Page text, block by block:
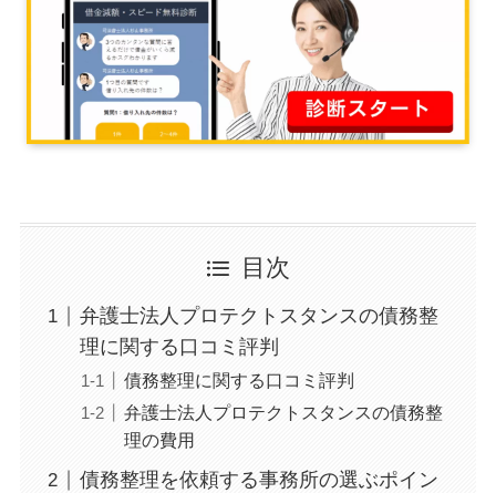
目次
弁護士法人プロテクトスタンスの債務整
理に関する口コミ評判
債務整理に関する口コミ評判
弁護士法人プロテクトスタンスの債務整
理の費用
債務整理を依頼する事務所の選ぶポイン